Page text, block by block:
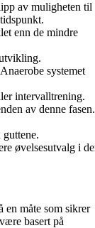
av muligheten til
enn de mindre
systemet
intervalltrening.
av denne fasen.
øvelsesutvalg i
en måte som sikrer
basert på